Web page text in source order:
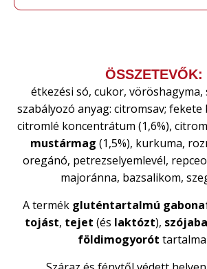
ÖSSZETEVŐK:
étkezési só, cukor,
szabályozó anyag: citromsav;
citromlé koncentrátum (1,6%),
mustármag (1,5%), kurkuma,
oregánó, petrezselyemlevél,
majoránna, bazsalikom,
A termék gluténtartalmú
tojást, tejet (és laktózt),
földimogyorót